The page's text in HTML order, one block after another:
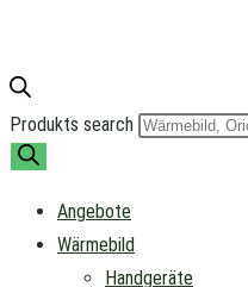
Produkts search
Angebote
Wärmebild
Handgeräte